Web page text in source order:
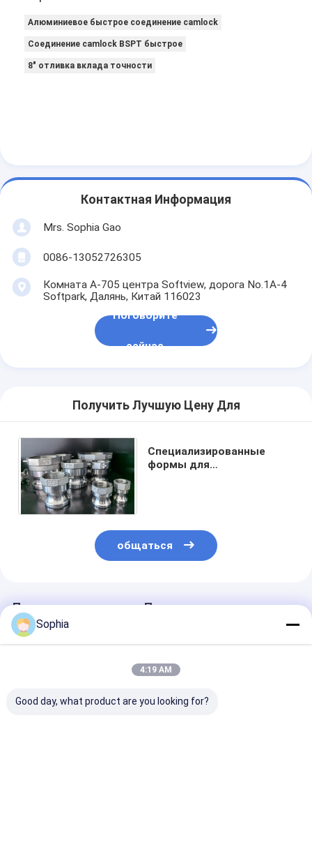
Алюминиевое быстрое соединение camlock
Соединение camlock BSPT быстрое
8" отливка вклада точности
Контактная Информация
Mrs. Sophia Gao
0086-13052726305
Комната A-705 центра Softview, дорога No.1A-4
Softpark, Далянь, Китай 116023
Поговорите
сейчас
Получить Лучшую Цену Для
Специализированные
формы для
общаться
Порекомендованные Продукты
Sophia
4:19 AM
Good day, what product are you looking for?